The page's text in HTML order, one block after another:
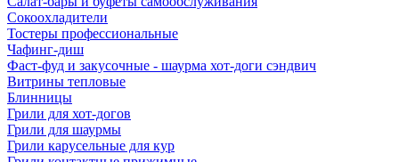
Сокоохладители
Тостеры профессиональные
Чафинг-диш
Фаст-фуд и закусочные - шаурма хот-доги сэндвич
Витрины тепловые
Блинницы
Грили для хот-догов
Грили для шаурмы
Грили карусельные для кур